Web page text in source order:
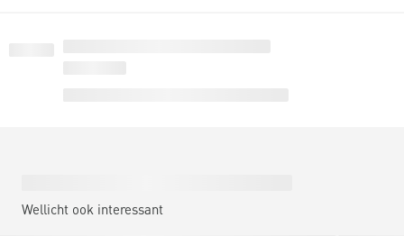
Wellicht ook interessant